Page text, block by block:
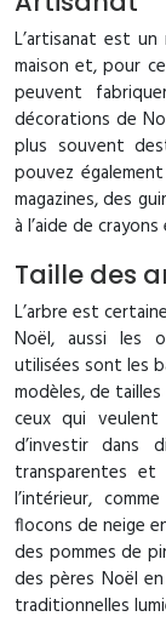
L’artisanat est
maison et, pour
peuvent
décorations de
plus souvent
pouvez
magazines, des
à l’aide de
Taille des
L’arbre est
Noël, aussi les
utilisées sont les
modèles, de
ceux qui
d’investir dans
transparentes
l’intérieur,
flocons de neige
des pommes de
des pères Noël
traditionnelles